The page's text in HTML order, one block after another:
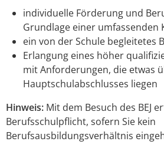
individuelle Förderung und
Grundlage einer umfassenden
ein von der Schule begleitetes
Erlangung eines höher
mit Anforderungen, die etwas
Hauptschulabschlusses liegen
Hinweis: Mit dem Besuch des BEJ
Berufsschulpflicht, sofern Sie kein
Berufsausbildungsverhältnis